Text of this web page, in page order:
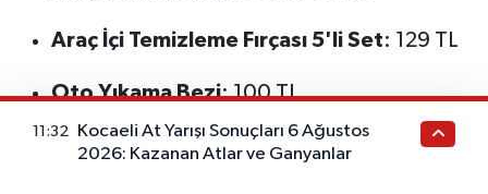
Araç İçi Temizleme Fırçası 5'li Set: 129 TL
Oto Yıkama Bezi: 100 TL
Oto Kokusuz Işıklı Küllük : 100 TL
11:32
Kocaeli At Yarışı Sonuçları 6 Ağustos
2026: Kazanan Atlar ve Ganyanlar